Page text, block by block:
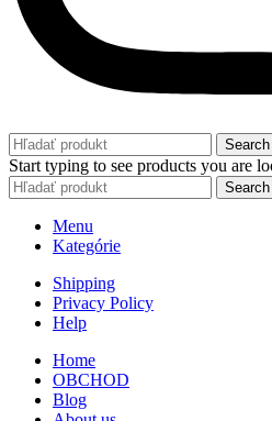
Search
Start typing to see products you are
Search
Menu
Kategórie
Shipping
Privacy Policy
Help
Home
OBCHOD
Blog